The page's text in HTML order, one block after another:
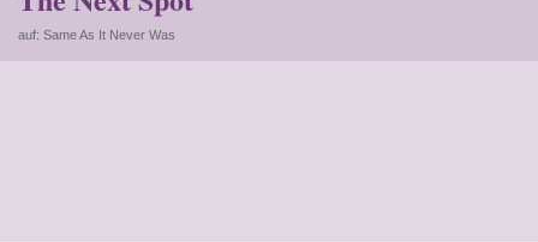
auf: Same As It Never Was